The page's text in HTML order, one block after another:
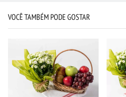
VOCÊ TAMBÉM PODE GOSTAR